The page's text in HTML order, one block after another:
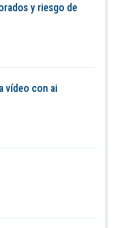
y riesgo de
vídeo con ai